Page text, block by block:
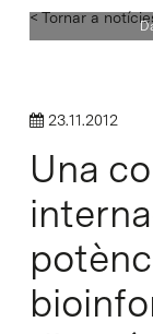
< Tornar a
23.11.2012
Una